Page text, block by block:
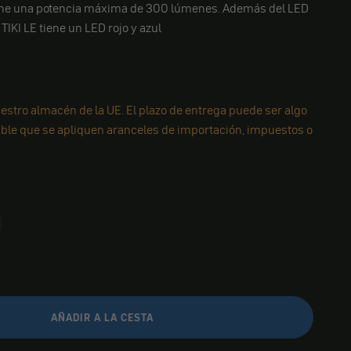
una potencia máxima de 300 lúmenes. Además del LED
LE tiene un LED rojo y azul
almacén de la UE. El plazo de entrega puede ser algo
que se apliquen aranceles de importación, impuestos o
AÑADIR A LA CESTA